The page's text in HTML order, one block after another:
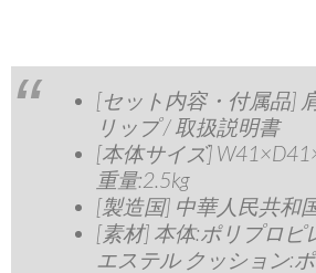
[セット内容・付属品]
リップ / 取扱説明書
[本体サイズ]
重量:2.5kg
[製造国] 中華人民共和
[素材] 本体:ポリプロピ
エステル クッション: